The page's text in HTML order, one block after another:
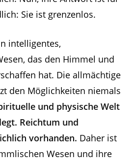
Sie ist grenzenlos.
intelligentes,
das den Himmel und
hat. Die allmächtige
den Möglichkeiten niemals
und physische Welt
Reichtum und
vorhanden. Daher ist
Wesen und ihre